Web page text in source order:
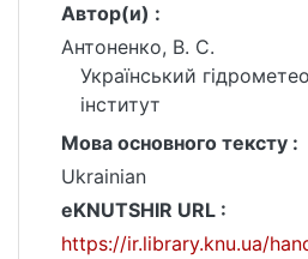
Автор(и) :
Антоненко, В. С.
Український
інститут
Мова основного тексту :
Ukrainian
eKNUTSHIR URL :
https://ir.library.knu.ua/